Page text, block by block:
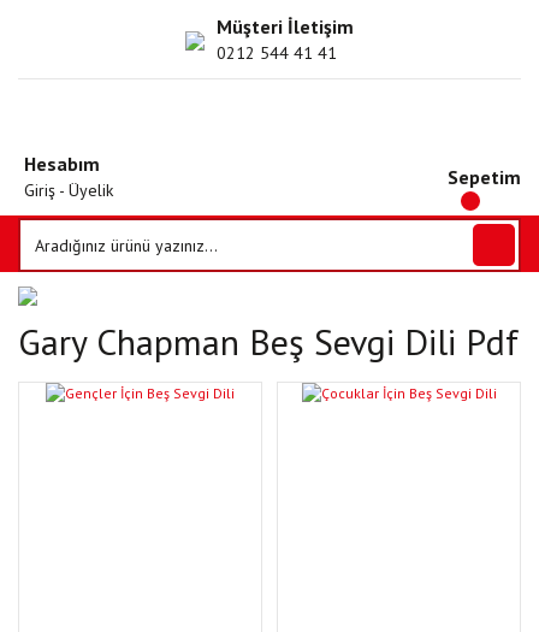
Müşteri İletişim
0212 544 41 41
Hesabım
Giriş - Üyelik
Sepetim
Gary Chapman Beş Sevgi Dili Pdf